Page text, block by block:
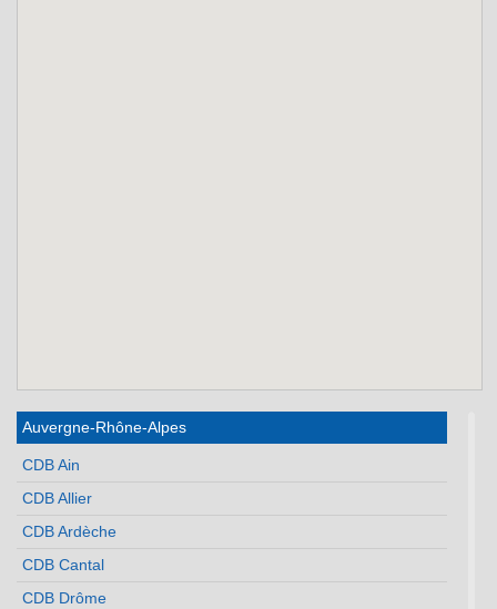
Auvergne-Rhône-Alpes
CDB Ain
CDB Allier
CDB Ardèche
CDB Cantal
CDB Drôme